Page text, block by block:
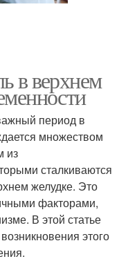
в верхнем
период в
множеством
из
сталкиваются
желудке. Это
факторами,
В этой статье
этого